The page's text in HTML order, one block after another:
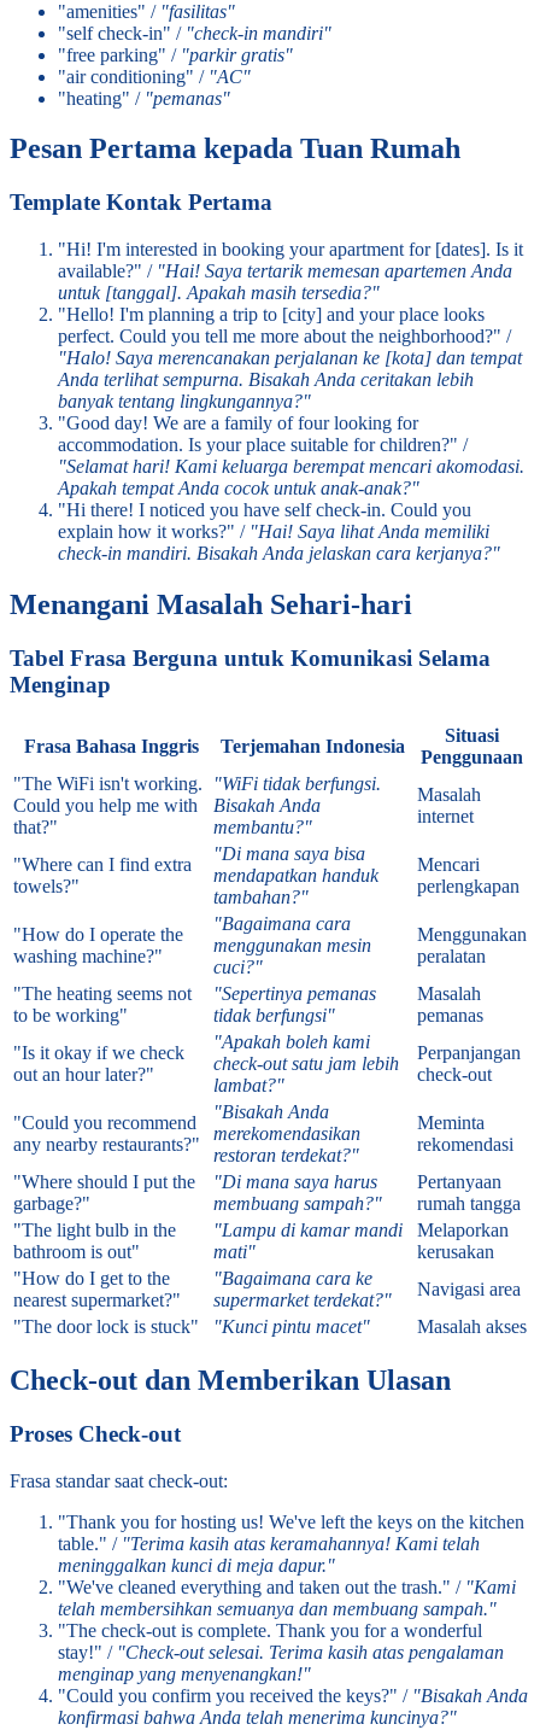
"amenities" / "fasilitas"
"self check-in" / "check-in mandiri"
"free parking" / "parkir gratis"
"air conditioning" / "AC"
"heating" / "pemanas"
Pesan Pertama kepada Tuan Rumah
Template Kontak Pertama
"Hi! I'm interested in booking your apartment for [dates]. Is it
available?" / "Hai! Saya tertarik memesan apartemen Anda
untuk [tanggal]. Apakah masih tersedia?"
"Hello! I'm planning a trip to [city] and your place looks
perfect. Could you tell me more about the neighborhood?" /
"Halo! Saya merencanakan perjalanan ke [kota] dan tempat
Anda terlihat sempurna. Bisakah Anda ceritakan lebih
banyak tentang lingkungannya?"
"Good day! We are a family of four looking for
accommodation. Is your place suitable for children?" /
"Selamat hari! Kami keluarga berempat mencari akomodasi.
Apakah tempat Anda cocok untuk anak-anak?"
"Hi there! I noticed you have self check-in. Could you
explain how it works?" / "Hai! Saya lihat Anda memiliki
check-in mandiri. Bisakah Anda jelaskan cara kerjanya?"
Menangani Masalah Sehari-hari
Tabel Frasa Berguna untuk Komunikasi Selama
Menginap
Frasa Bahasa Inggris Terjemahan Indonesia
Situasi
Penggunaan
"The WiFi isn't working.
Could you help me with
that?"
"WiFi tidak berfungsi.
Bisakah Anda
membantu?"
Masalah
internet
"Where can I find extra
towels?"
"Di mana saya bisa
mendapatkan handuk
tambahan?"
Mencari
perlengkapan
"How do I operate the
washing machine?"
"Bagaimana cara
menggunakan mesin
cuci?"
Menggunakan
peralatan
"The heating seems not
to be working"
"Sepertinya pemanas
tidak berfungsi"
Masalah
pemanas
"Is it okay if we check
out an hour later?"
"Apakah boleh kami
check-out satu jam lebih
lambat?"
Perpanjangan
check-out
"Could you recommend
any nearby restaurants?"
"Bisakah Anda
merekomendasikan
restoran terdekat?"
Meminta
rekomendasi
"Where should I put the
garbage?"
"Di mana saya harus
membuang sampah?"
Pertanyaan
rumah tangga
"The light bulb in the
bathroom is out"
"Lampu di kamar mandi
mati"
Melaporkan
kerusakan
"How do I get to the
nearest supermarket?"
"Bagaimana cara ke
supermarket terdekat?"
Navigasi area
"The door lock is stuck"
"Kunci pintu macet" Masalah akses
Check-out dan Memberikan Ulasan
Proses Check-out
Frasa standar saat check-out:
"Thank you for hosting us! We've left the keys on the kitchen
table." / "Terima kasih atas keramahannya! Kami telah
meninggalkan kunci di meja dapur."
"We've cleaned everything and taken out the trash." / "Kami
telah membersihkan semuanya dan membuang sampah."
"The check-out is complete. Thank you for a wonderful
stay!" / "Check-out selesai. Terima kasih atas pengalaman
menginap yang menyenangkan!"
"Could you confirm you received the keys?" / "Bisakah Anda
konfirmasi bahwa Anda telah menerima kuncinya?"